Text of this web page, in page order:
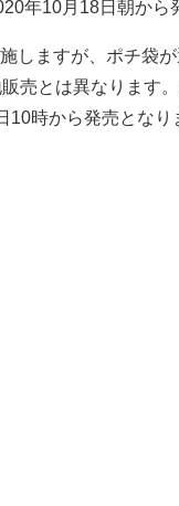
年10月18日朝から
しますが、ポチ袋
売とは異なります
10時から発売となり